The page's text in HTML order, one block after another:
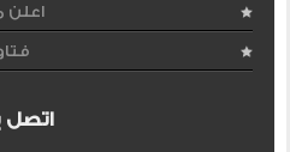
اعلن
اتصل